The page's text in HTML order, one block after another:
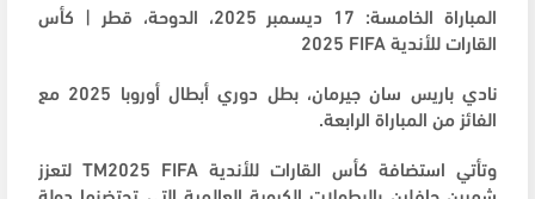
المباراة الخامسة: 17 ديسمبر 2025، الدوحة، قطر | كأس
القارات للأندية FIFA
نادي باريس سان جيرمان، بطل دوري أبطال أوروبا 2025 مع
الفائز من المباراة الرابعة.
وتأتي استضافة كأس القارات للأندية FIFA
TM لتعزز